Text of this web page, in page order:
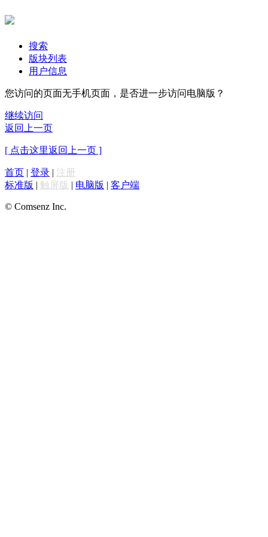
搜索
版块列表
用户信息
您访问的页面无手机页面，是否进一步访问电脑版？
继续访问
返回上一页
[ 点击这里返回上一页 ]
首页 | 登录 | 注册
标准版 | 触屏版 | 电脑版 | 客户端
© Comsenz Inc.